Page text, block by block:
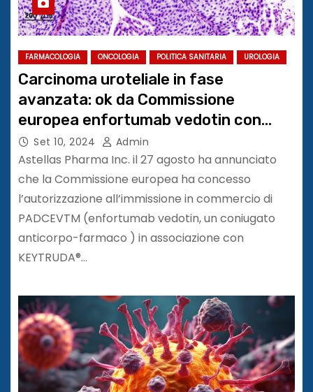
FARMACOLOGIA ONCOLOGIA POLITICA SANITARIA UROLOGIA
Carcinoma uroteliale in fase
avanzata: ok da Commissione
europea enfortumab vedotin con
pembrolizumab
Set 10, 2024 Admin
Astellas Pharma Inc. il 27 agosto ha annunciato
che la Commissione europea ha concesso
l’autorizzazione all’immissione in commercio di
PADCEVTM (enfortumab vedotin, un coniugato
anticorpo-farmaco ) in associazione con
KEYTRUDA®…